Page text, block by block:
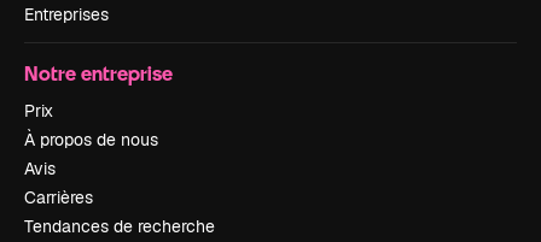
Entreprises
Notre entreprise
Prix
À propos de nous
Avis
Carrières
Tendances de recherche